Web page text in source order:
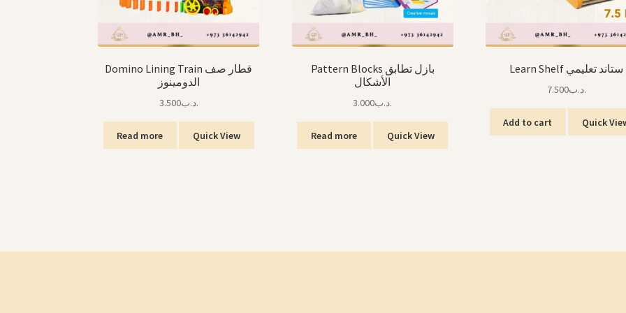
Domino Lining Train قطار صف
الدومينوز
.د.ب3.500
Read more Quick View
Pattern Blocks بازل تطابق
الأشكال
.د.ب3.000
Read more Quick View
Learn Shelf ستاند تعليمي
.د.ب7.500
Add to cart Quick